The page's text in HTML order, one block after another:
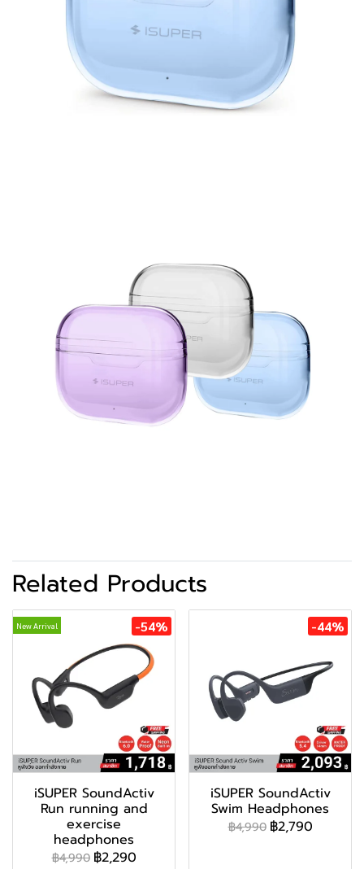
Related Products
New Arrival -54%
iSUPER SoundActiv
Run running and
exercise
headphones
฿4,990 ฿2,290
-44%
iSUPER SoundActiv
Swim Headphones
฿4,990 ฿2,790